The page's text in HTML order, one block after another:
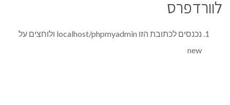
לוורדפרס
נכנסים לכתובת הזו localhost/phpmyadmin ולוחצים על
new